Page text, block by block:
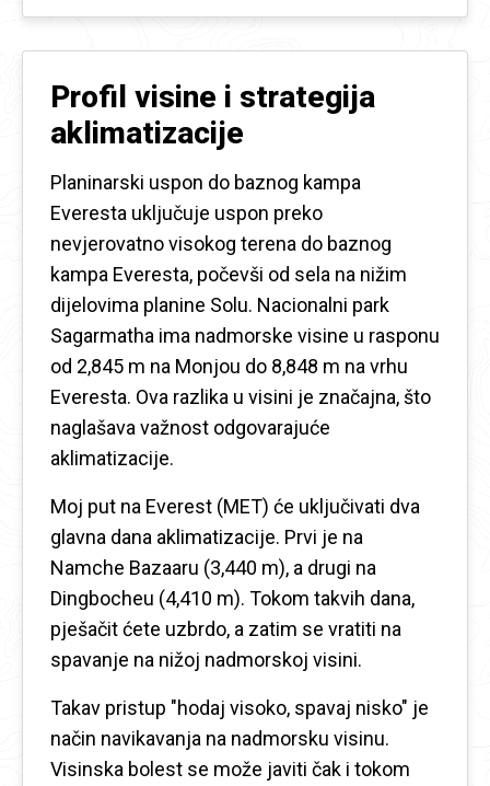
Profil visine i strategija
aklimatizacije
Planinarski uspon do baznog kampa
Everesta uključuje uspon preko
nevjerovatno visokog terena do baznog
kampa Everesta, počevši od sela na nižim
dijelovima planine Solu. Nacionalni park
Sagarmatha ima nadmorske visine u rasponu
od 2,845 m na Monjou do 8,848 m na vrhu
Everesta. Ova razlika u visini je značajna, što
naglašava važnost odgovarajuće
aklimatizacije.
Moj put na Everest (MET) će uključivati ​​dva
glavna dana aklimatizacije. Prvi je na
Namche Bazaaru (3,440 m), a drugi na
Dingbocheu (4,410 m). Tokom takvih dana,
pješačit ćete uzbrdo, a zatim se vratiti na
spavanje na nižoj nadmorskoj visini.
Takav pristup "hodaj visoko, spavaj nisko" je
način navikavanja na nadmorsku visinu.
Visinska bolest se može javiti čak i tokom